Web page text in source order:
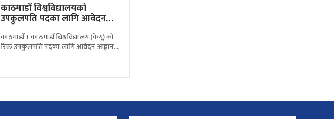
काठमाडौं विश्वविद्यालयको
उपकुलपति पदका लागि आवेदन
आह्वान
काठमाडौँ । काठमाडौं विश्वविद्यालय (केयू) को
रिक्त उपकुलपति पदका लागि आवेदन आह्वान